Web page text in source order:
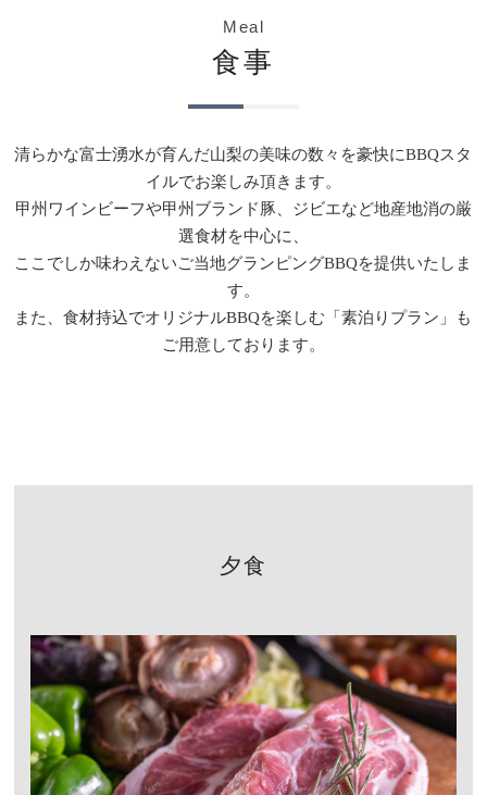
Meal
食事
清らかな富士湧水が育んだ山梨の美味の数々を豪快にBBQスタ
イルでお楽しみ頂きます。
甲州ワインビーフや甲州ブランド豚、ジビエなど地産地消の厳
選食材を中心に、
ここでしか味わえないご当地グランピングBBQを提供いたしま
す。
また、食材持込でオリジナルBBQを楽しむ「素泊りプラン」も
ご用意しております。
夕食